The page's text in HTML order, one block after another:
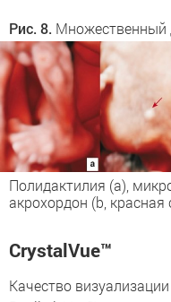
Рис. 8. Множественный
Полидактилия (a),
акрохордон (b, красная
CrystalVue™
Качество